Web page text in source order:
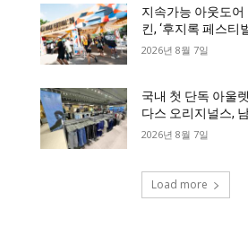
지속가능 아웃도어
킨, ‘후지록 페스티
2026년 8월 7일
국내 첫 단독 아울
다스 오리지널스,
2026년 8월 7일
Load more